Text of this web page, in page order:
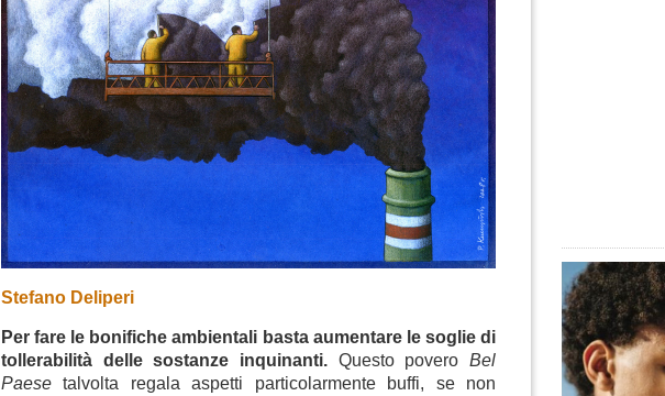
Stefano Deliperi
Per fare le bonifiche ambientali basta aumentare le soglie di
tollerabilità delle sostanze inquinanti. Questo poveroBel
Paese talvolta regala aspetti particolarmente buffi, se non